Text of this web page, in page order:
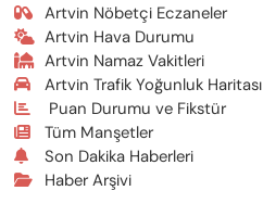
Artvin Nöbetçi Eczaneler
Artvin Hava Durumu
Artvin Namaz Vakitleri
Artvin Trafik Yoğunluk Haritası
Puan Durumu ve Fikstür
Tüm Manşetler
Son Dakika Haberleri
Haber Arşivi